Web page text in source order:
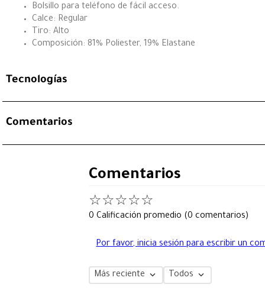
Bolsillo para teléfono de fácil acceso.
Calce: Regular
Tiro: Alto
Composición: 81% Poliester, 19% Elastane
Tecnologías
Comentarios
Comentarios
☆☆☆☆☆
0 Calificación promedio (0 comentarios)
Por favor, inicia sesión para escribir un
Más reciente Todos